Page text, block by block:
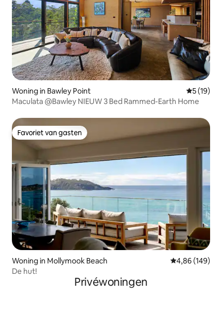
Woning in Bawley Point
5 (19)
Maculata @Bawley NIEUW 3 Bed Rammed-Earth Home
Favoriet van gasten
Favoriet van gasten
Woning in Mollymook Beach Gemiddelde
4,86 (149)
De hut!
Privéwoningen